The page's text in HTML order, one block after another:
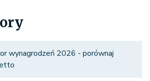
wynagrodzeń 2026 - porównaj